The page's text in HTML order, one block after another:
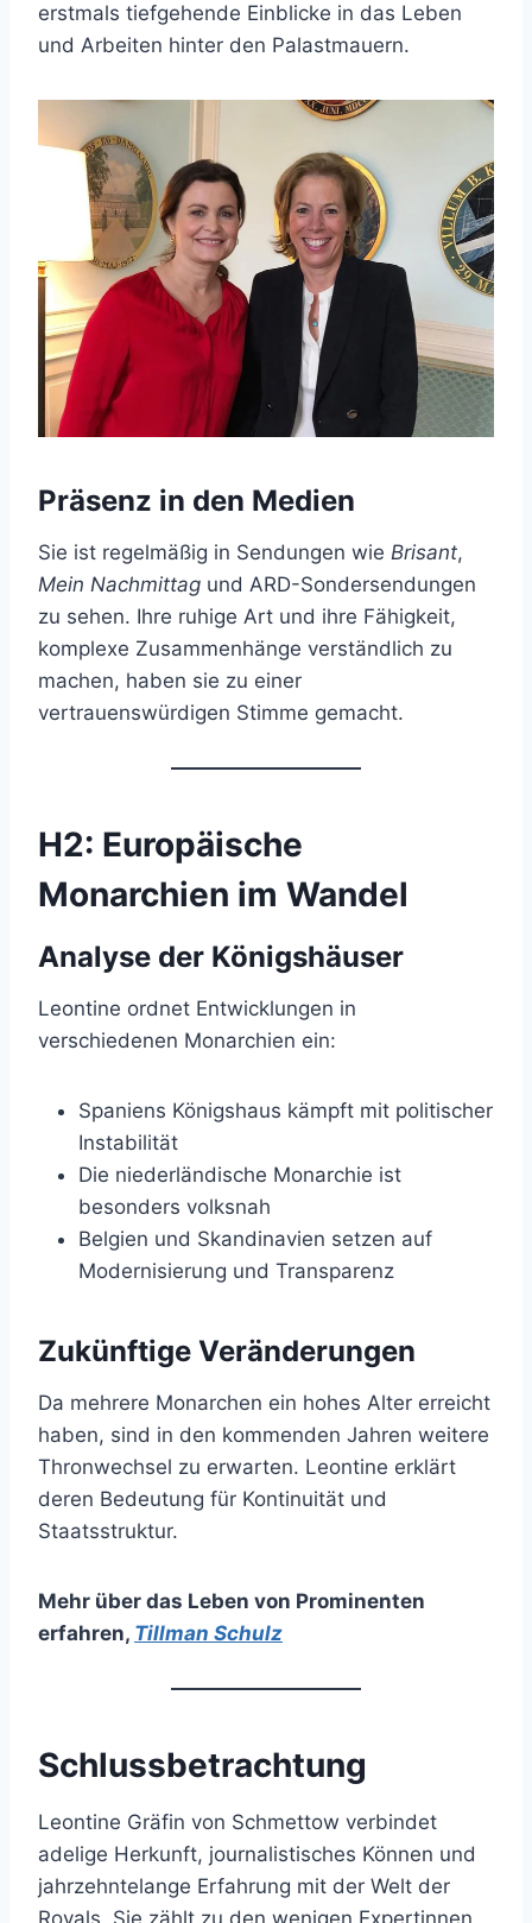
erstmals tiefgehende Einblicke in das Leben
und Arbeiten hinter den Palastmauern.
Präsenz in den Medien
Sie ist regelmäßig in Sendungen wie Brisant,
Mein Nachmittag und ARD-Sondersendungen
zu sehen. Ihre ruhige Art und ihre Fähigkeit,
komplexe Zusammenhänge verständlich zu
machen, haben sie zu einer
vertrauenswürdigen Stimme gemacht.
H2: Europäische
Monarchien im Wandel
Analyse der Königshäuser
Leontine ordnet Entwicklungen in
verschiedenen Monarchien ein:
Spaniens Königshaus kämpft mit politischer
Instabilität
Die niederländische Monarchie ist
besonders volksnah
Belgien und Skandinavien setzen auf
Modernisierung und Transparenz
Zukünftige Veränderungen
Da mehrere Monarchen ein hohes Alter erreicht
haben, sind in den kommenden Jahren weitere
Thronwechsel zu erwarten. Leontine erklärt
deren Bedeutung für Kontinuität und
Staatsstruktur.
Mehr über das Leben von Prominenten
erfahren, Tillman Schulz
Schlussbetrachtung
Leontine Gräfin von Schmettow verbindet
adelige Herkunft, journalistisches Können und
jahrzehntelange Erfahrung mit der Welt der
Royals. Sie zählt zu den wenigen Expertinnen,